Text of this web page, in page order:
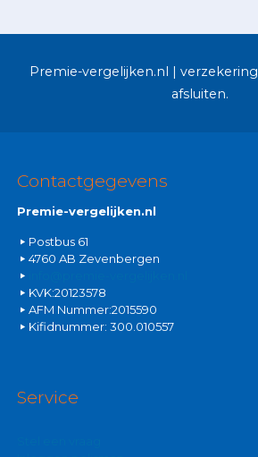
Premie-vergelijken.nl |
afsluiten.
Contactgegevens
Premie-vergelijken.nl
Postbus 61
4760 AB Zevenbergen
KVK:20123578
AFM Nummer:2015590
Kifidnummer: 300.010557
Service